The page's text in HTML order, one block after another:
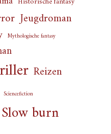
Jeugdroman
Mythologische fantasy
Reizen
Sciencefiction
Slow burn